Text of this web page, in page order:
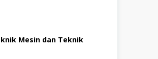
Mesin dan Teknik